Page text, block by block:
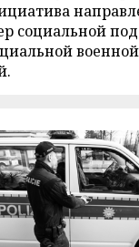
социальной